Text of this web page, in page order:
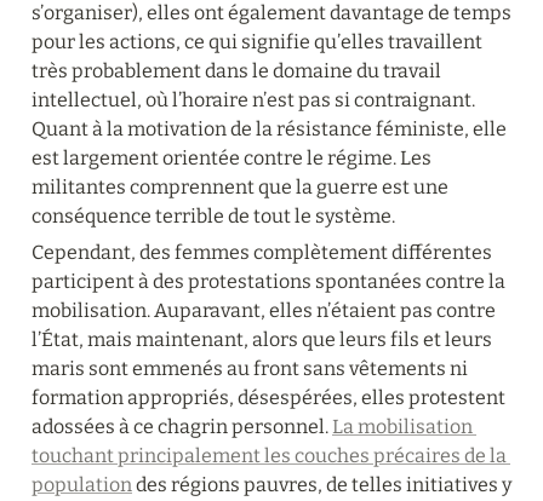
s’organiser), elles ont également davantage de temps
pour les actions, ce qui signifie qu’elles travaillent
très probablement dans le domaine du travail
intellectuel, où l’horaire n’est pas si contraignant.
Quant à la motivation de la résistance féministe, elle
est largement orientée contre le régime. Les
militantes comprennent que la guerre est une
conséquence terrible de tout le système.
Cependant, des femmes complètement différentes
participent à des protestations spontanées contre la
mobilisation. Auparavant, elles n’étaient pas contre
l’État, mais maintenant, alors que leurs fils et leurs
maris sont emmenés au front sans vêtements ni
formation appropriés, désespérées, elles protestent
adossées à ce chagrin personnel. La mobilisation
touchant principalement les couches précaires de la
population des régions pauvres, de telles initiatives y